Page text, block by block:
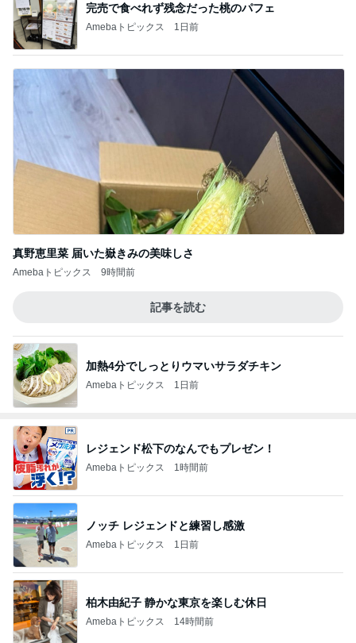
完売で食べれず残念だった桃のパフェ
Amebaトピックス 1日前
真野恵里菜 届いた嶽きみの美味しさ
Amebaトピックス 9時間前
記事を読む
加熱4分でしっとりウマいサラダチキン
Amebaトピックス 1日前
レジェンド松下のなんでもプレゼン！
Amebaトピックス 1時間前
ノッチ レジェンドと練習し感激
Amebaトピックス 1日前
柏木由紀子 静かな東京を楽しむ休日
Amebaトピックス 14時間前